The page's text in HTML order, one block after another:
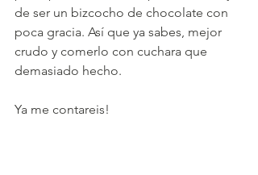
de ser un bizcocho de chocolate con
poca gracia. Así que ya sabes, mejor
crudo y comerlo con cuchara que
demasiado hecho.
Ya me contareis!